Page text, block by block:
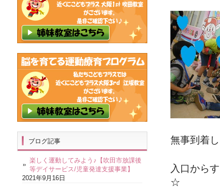
無事到着
入口から
☆
ブログ記事
楽しく運動してみよう♪【吹田市放課後
等デイサービス/児童発達支援事業】
2021年9月16日